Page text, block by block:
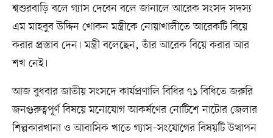
শ্বশুরবাড়ি বলে গ্যাস দেবেন বলে জানালে আরেক সংসদ সদস্য
এম মাহবুব উদ্দিন খোকন মন্ত্রীকে নোয়াখালীতে আরেকটি বিয়ে
করার প্রস্তাব দেন। মন্ত্রী বলেছেন, তাঁর আরেক বিয়ে করার আর
শখ নেই।
আজ বুধবার জাতীয় সংসদে কার্যপ্রণালি বিধির ৭১ বিধিতে জরুরি
জনগুরুত্বপূর্ণ বিষয়ে মনোযোগ আকর্ষণের নোটিশে নাটোর জেলার
শিল্পকারখানা ও আবাসিক খাতে গ্যাস–সংযোগের বিষয়টি উত্থাপন